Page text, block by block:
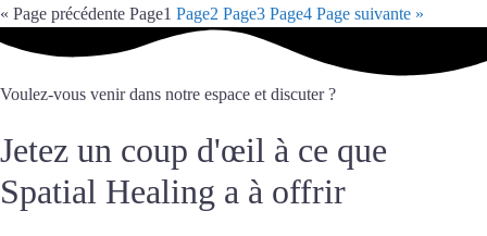
« Page précédente Page1 Page2 Page3 Page4 Page suivante »
Voulez-vous venir dans notre espace et discuter ?
Jetez un coup d'œil à ce que
Spatial Healing a à offrir